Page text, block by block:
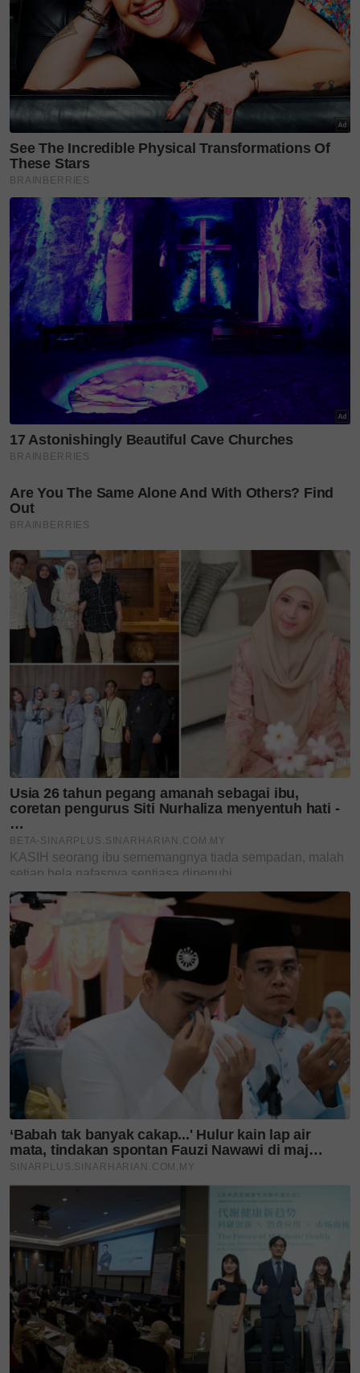
Warisan yang perlu terus hidup
Perjalanan dokumentari itu turut membawa Fedtri
ke Padang, Indonesia, tempat teromba dikenali
sebagai tambo. Di sana, warisan tersebut masih
dipersembahkan dalam majlis perkahwinan
ketibaan pengantin.
Fedtri menyifatkan pengalaman menghasilkan
dokumentari tersebut sebagai satu perjalanan yang
mengajarnya bahawa warisan tidak akan terus
hidup jika sekadar dikenang. Ia perlu dipelajari,
diamalkan dan dipindahkan kepada generasi
seterusnya.
Hakikatnya, masih ramai anak muda hari ini tidak
mengenali teromba. Sedangkan di sebalik susunan
kata yang berirama, tersimpan panduan hidup yang
kekal relevan sepanjang zaman.
Layari portal SinarPlus untuk info terkini dan bermanfaat!
Jangan lupa follow kami di Instagram Threads,
Twitter,YouTube& Telegramkami DI SINI
untuk info dan kisah penuh inspirasi
Jangan lupa dapatkan promosi istimewaMAKANAN
KUCING TOMKRAFyang kini sudah berada di 37
cawangan KK Super Mart terpilih di Shah Alam atau beli
secara online di platformShopee Karangkraf Mall
Teruskan membaca
'Antara jutaan takdir, ALLAH
pilih kita.' Pernah tular
kisah...
'Sebak tengok anak
melangkah tanpa ayahnya' -
Hadie anak...
Syafinaz Selamat dilantik
Profesor Adjung UPSI buat
kali...